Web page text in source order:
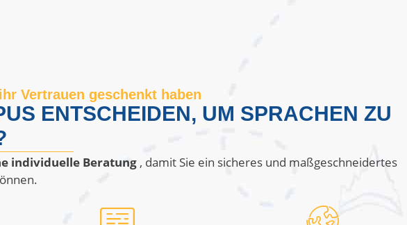
Vertrauen geschenkt haben
ENTSCHEIDEN, UM SPRACHEN ZU
individuelle Beratung, damit Sie ein sicheres und maßgeschneidertes